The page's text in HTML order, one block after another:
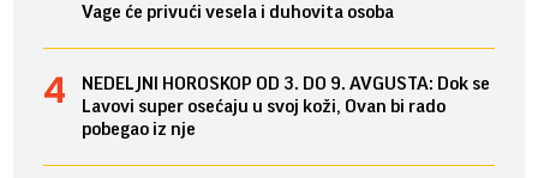
Vage će privući vesela i duhovita osoba
NEDELJNI HOROSKOP OD 3. DO 9. AVGUSTA: Dok se
Lavovi super osećaju u svoj koži, Ovan bi rado
pobegao iz nje